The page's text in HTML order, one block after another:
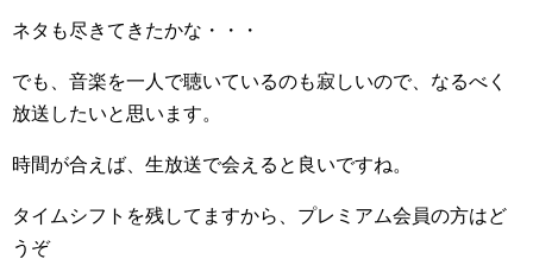
ネタも尽きてきたかな・・・
でも、音楽を一人で聴いているのも寂しいので、なるべく
放送したいと思います。
時間が合えば、生放送で会えると良いですね。
タイムシフトを残してますから、プレミアム会員の方はど
うぞ